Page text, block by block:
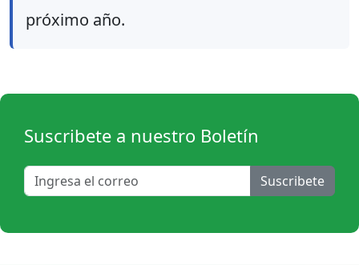
próximo año.
Suscribete a nuestro Boletín
Suscribete